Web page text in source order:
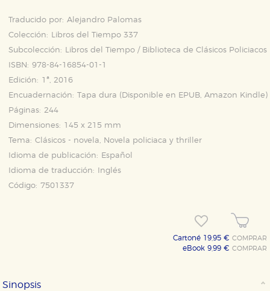
Traducido por: Alejandro Palomas
Colección:
Libros del Tiempo 337
Subcolección:
Libros del Tiempo / Biblioteca de Clásicos Policiacos
ISBN: 978-84-16854-01-1
Edición: 1ª, 2016
Encuadernación: Tapa dura (Disponible en EPUB,Amazon Kindle )
Páginas: 244
Dimensiones: 145 x 215 mm
Tema: Clásicos - novela, Novela policiaca y thriller
Idioma de publicación:
Español
Idioma de traducción:
Inglés
Código: 7501337
Cartoné 19,95 €COMPRAR
eBook 9,99 €COMPRAR
Sinopsis